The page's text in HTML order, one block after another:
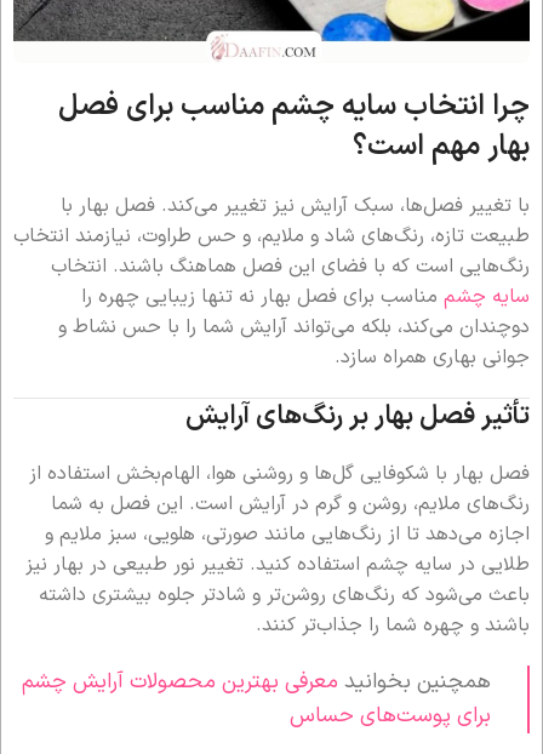
چرا انتخاب سایه چشم مناسب برای فصل
بهار مهم است؟
با تغییر فصل‌ها، سبک آرایش نیز تغییر می‌کند. فصل بهار با
طبیعت تازه، رنگ‌های شاد و ملایم، و حس طراوت، نیازمند انتخاب
رنگ‌هایی است که با فضای این فصل هماهنگ باشند. انتخاب
سایه چشم مناسب برای فصل بهار نه تنها زیبایی چهره را
دوچندان می‌کند، بلکه می‌تواند آرایش شما را با حس نشاط و
جوانی بهاری همراه سازد.
تأثیر فصل بهار بر رنگ‌های آرایش
فصل بهار با شکوفایی گل‌ها و روشنی هوا، الهام‌بخش استفاده از
رنگ‌های ملایم، روشن و گرم در آرایش است. این فصل به شما
اجازه می‌دهد تا از رنگ‌هایی مانند صورتی، هلویی، سبز ملایم و
طلایی در سایه چشم استفاده کنید. تغییر نور طبیعی در بهار نیز
باعث می‌شود که رنگ‌های روشن‌تر و شادتر جلوه بیشتری داشته
باشند و چهره شما را جذاب‌تر کنند.
همچنین بخوانید معرفی بهترین محصولات آرایش چشم
برای پوست‌های حساس